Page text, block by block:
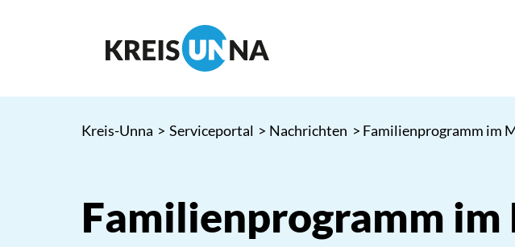
Kreis-Unna > Serviceportal > Nachrichten > Familienprogramm im
Familienprogramm im